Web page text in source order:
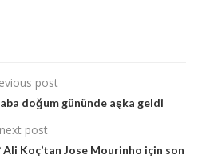
post
doğum gününde aşka geldi
next post
Ali Koç’tan Jose Mourinho için son